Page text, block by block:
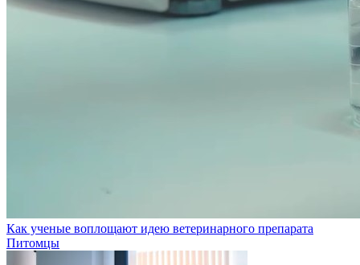
Как ученые воплощают идею ветеринарного препарата
Питомцы